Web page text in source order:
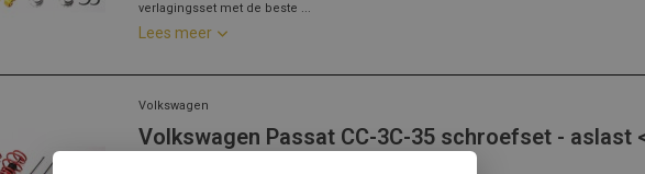
verlagingsset met de beste ...
Lees meer
Volkswagen
Volkswagen Passat CC-3C-35 schroefset - aslast